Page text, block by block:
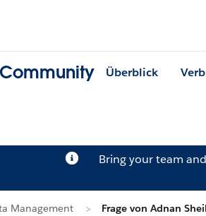
Überblick
Bring your team
Management Frage von Adnan